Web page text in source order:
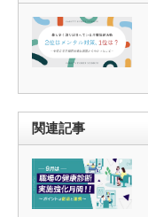
関連記事